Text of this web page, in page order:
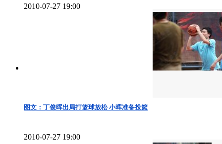
2010-07-27 19:00
图文：丁俊晖出局打篮球放松 小晖准备投篮
2010-07-27 19:00